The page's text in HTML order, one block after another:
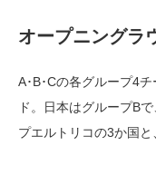
オープニングラ
A･B･Cの各グループ4
ド。日本はグループB
プエルトリコの3か国と